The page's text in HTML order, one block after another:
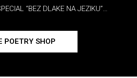
“BEZ DLAKE NA JEZIKU”…
POETRY SHOP